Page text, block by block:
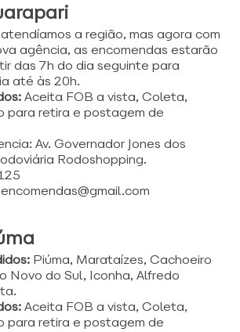
a região, mas agora com
agência, as encomendas estarão
das 7h do dia seguinte para
até às 20h.
Aceita FOB a vista, Coleta,
para retira e postagem de
Av. Governador Jones dos
Rodoshopping.
Piúma, Marataízes, Cachoeiro
Novo do Sul, Iconha, Alfredo
Aceita FOB a vista, Coleta,
para retira e postagem de